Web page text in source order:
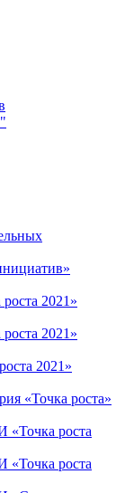
2021»
2021»
2021»
«Точка роста»
роста
роста